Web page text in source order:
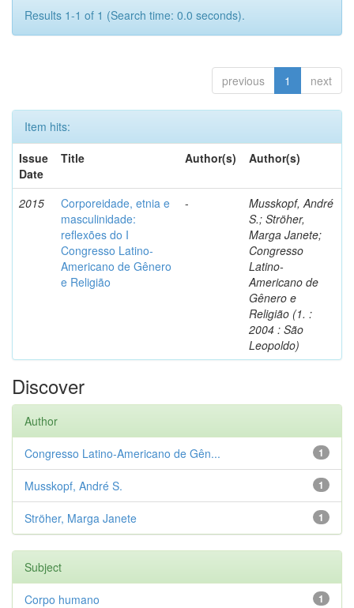
Results 1-1 of 1 (Search time: 0.0 seconds).
previous 1 next
Item hits:
Issue
Date
Title Author(s) Author(s)
2015
Corporeidade, etnia e
masculinidade:
reflexões do I
Congresso Latino-
Americano de Gênero
e Religião
-
Musskopf, André
S.; Ströher,
Marga Janete;
Congresso
Latino-
Americano de
Gênero e
Religião (1. :
2004 : São
Leopoldo)
Discover
Author
1
Congresso Latino-Americano de Gên...
1
Musskopf, André S.
1
Ströher, Marga Janete
Subject
1
Corpo humano